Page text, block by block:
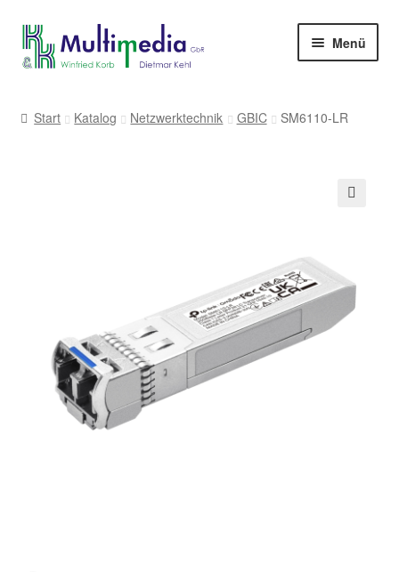
Zur
Navigation
Zum
Inhalt
Menü
Start Katalog Netzwerktechnik GBIC SM6110-LR